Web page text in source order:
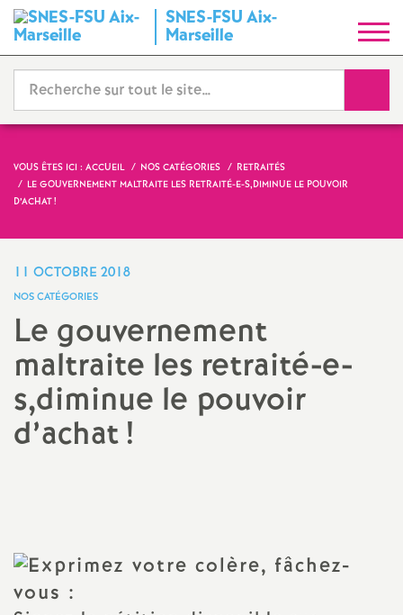
SNES-FSU Aix-
Marseille
y
n
d
t
N
o
VOUS ÊTES ICI : ACCUEIL NOS CATÉGORIES
RETRAITÉS
LE GOUVERNEMENT MALTRAITE LES RETRAITÉ-E-S,DIMINUE LE POUVOIR
D’ACHAT!
11 OCTOBRE 2018
NOS CATÉGORIES
Le gouvernement
maltraite les retraité-e-
s,diminue le pouvoir
d’achat!